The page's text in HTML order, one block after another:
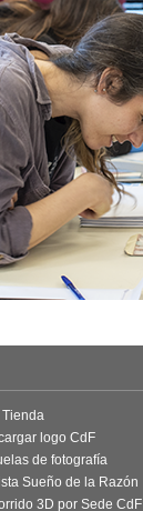
Tienda
logo CdF
de fotografía
Sueño de la Razón
3D por Sede CdF